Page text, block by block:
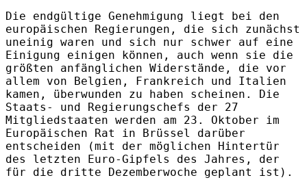
Die endgültige Genehmigung liegt bei den
europäischen Regierungen, die sich zunächst
uneinig waren und sich nur schwer auf eine
Einigung einigen können, auch wenn sie die
größten anfänglichen Widerstände, die vor
allem von Belgien, Frankreich und Italien
kamen, überwunden zu haben scheinen. Die
Staats- und Regierungschefs der 27
Mitgliedstaaten werden am 23. Oktober im
Europäischen Rat in Brüssel darüber
entscheiden (mit der möglichen Hintertür
des letzten Euro-Gipfels des Jahres, der
für die dritte Dezemberwoche geplant ist).